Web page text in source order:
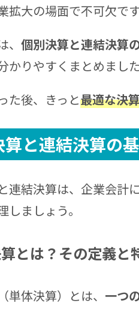
拡大の場面で不可欠です
個別決算と連結決算
かりやすくまとめました
た後、きっと最適な決
と連結決算の
連結決算は、企業会計
しましょう。
とは？その定義と
単体決算）とは、 一つ